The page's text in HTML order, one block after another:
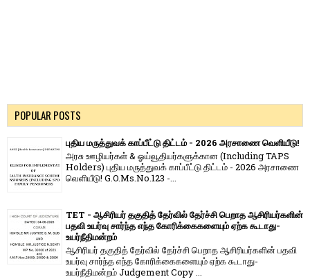
POPULAR POSTS
புதிய மருத்துவக் காப்பீட்டு திட்டம் - 2026 அரசாணை வெளியீடு!
அரசு ஊழியர்கள் & ஓய்வூதியர்களுக்கான (Including TAPS
Holders) புதிய மருத்துவக் காப்பீட்டு திட்டம் - 2026 அரசாணை
வெளியீடு! G.O.Ms.No.123 -...
TET - ஆசிரியர் தகுதித் தேர்வில் தேர்ச்சி பெறாத ஆசிரியர்களின்
பதவி உயர்வு சார்ந்த எந்த கோரிக்கைகளையும் ஏற்க கூடாது-
உயர்நீதிமன்றம்
ஆசிரியர் தகுதித் தேர்வில் தேர்ச்சி பெறாத ஆசிரியர்களின் பதவி
உயர்வு சார்ந்த எந்த கோரிக்கைகளையும் ஏற்க கூடாது-
உயர்நீதிமன்றம் Judgement Copy ...